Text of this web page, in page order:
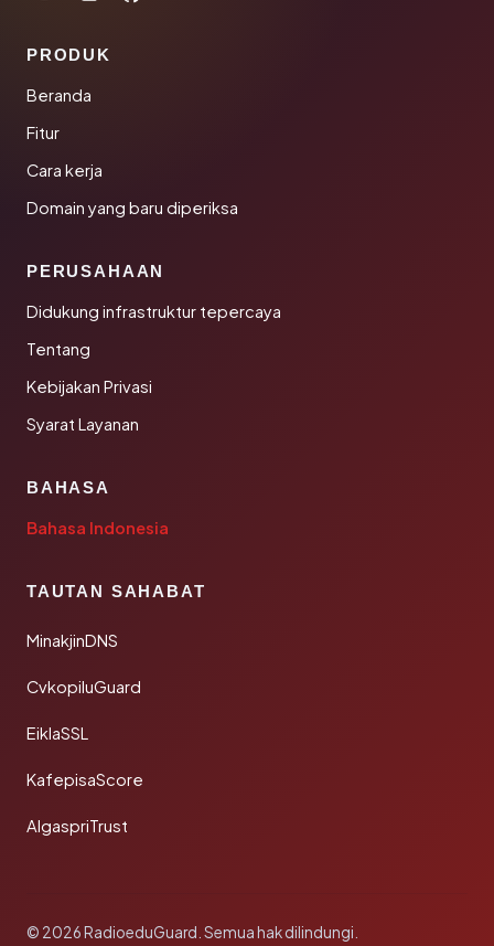
PRODUK
Beranda
Fitur
Cara kerja
Domain yang baru diperiksa
PERUSAHAAN
Didukung infrastruktur tepercaya
Tentang
Kebijakan Privasi
Syarat Layanan
BAHASA
Bahasa Indonesia
TAUTAN SAHABAT
MinakjinDNS
CvkopiluGuard
EiklaSSL
KafepisaScore
AlgaspriTrust
© 2026 RadioeduGuard. Semua hak dilindungi.